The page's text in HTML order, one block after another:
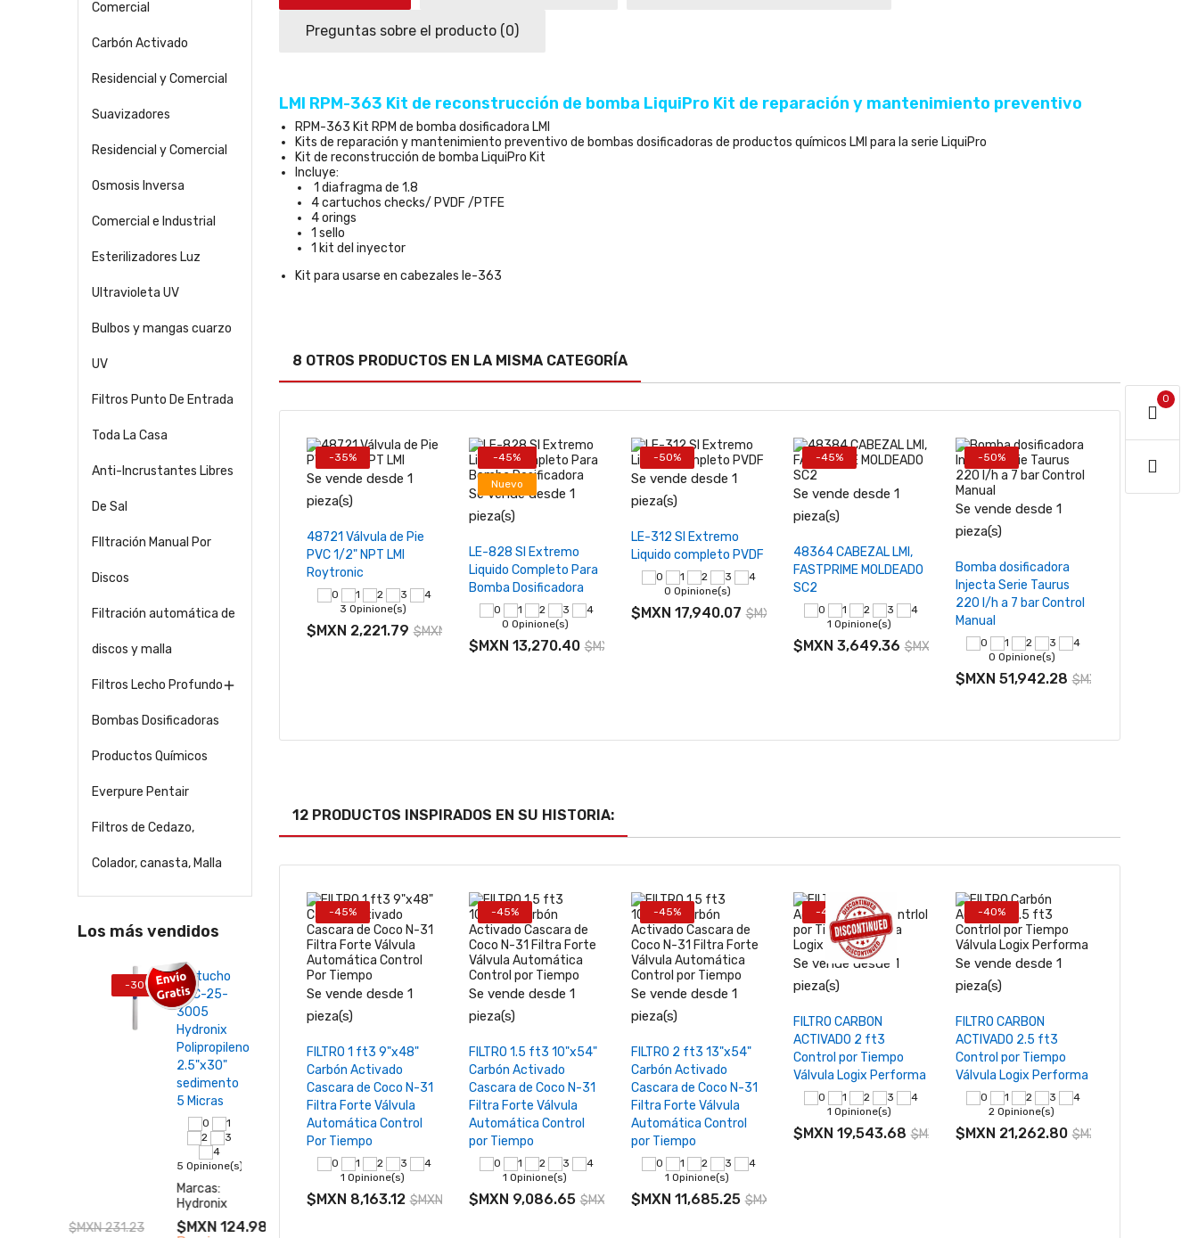
Comercial
Carbón Activado
Residencial y Comercial
Suavizadores
Residencial y Comercial
Osmosis Inversa
Comercial e Industrial
Esterilizadores Luz
Ultravioleta UV
Bulbos y mangas cuarzo
UV
Filtros Punto De Entrada
Toda La Casa
Anti-Incrustantes Libres
De Sal
FIltración Manual Por
Discos
Filtración automática de
discos y malla
Filtros Lecho Profundo
Bombas Dosificadoras
Productos Químicos
Everpure Pentair
Filtros de Cedazo,
Colador, canasta, Malla
Los más vendidos
$MXN 231.23
-30%
Cartucho
SDC-25-
3005
Hydronix
Polipropileno
2.5"x30"
sedimento
5 Micras
5 Opinione(s)
Marcas:
Hydronix
$MXN 124.98 $MXN 178.55
Suavizador
y Carbón
ECOSMART
Diseño
Compacto
22 Opinione(s)
Marcas:
EcoSmart
$MXN 14,554.64 $MXN 26,462.99
Preguntas sobre el producto (0)
LMI RPM-363 Kit de reconstrucción de bomba LiquiPro Kit de reparación y mantenimiento preventivo
RPM-363 Kit RPM de bomba dosificadora LMI
Kits de reparación y mantenimiento preventivo de bombas dosificadoras de productos químicos LMI para la serie LiquiPro
Kit de reconstrucción de bomba LiquiPro Kit
Incluye:
1 diafragma de 1.8
4 cartuchos checks/ PVDF /PTFE
4 orings
1 sello
1 kit del inyector
Kit para usarse en cabezales le-363
8 OTROS PRODUCTOS EN LA MISMA CATEGORÍA
-35%
Se vende desde 1
pieza(s)
−
Añadir al carrito
48721 Válvula de Pie
PVC 1/2" NPT LMI
Roytronic
3 Opinione(s)
$MXN 2,221.79 $MXN 3,418.13
-45%
Nuevo
Se vende desde 1
pieza(s)
−
Añadir al carrito
LE-828 SI Extremo
Liquido Completo Para
Bomba Dosificadora
0 Opinione(s)
$MXN 13,270.40 $MXN 24,128.00
-50%
Se vende desde 1
pieza(s)
−
Añadir al carrito
LE-312 SI Extremo
Liquido completo PVDF
0 Opinione(s)
$MXN 17,940.07 $MXN 35,880.15
-45%
Se vende desde 1
pieza(s)
−
Añadir al carrito
48364 CABEZAL LMI,
FASTPRIME MOLDEADO
SC2
1 Opinione(s)
$MXN 3,649.36 $MXN 6,635.20
-50%
Se vende desde 1
pieza(s)Seleccionar
opciones
Bomba dosificadora
Injecta Serie Taurus
220 l/h a 7 bar Control
Manual
0 Opinione(s)
$MXN 51,942.28 $MXN 103,884.56
12 PRODUCTOS INSPIRADOS EN SU HISTORIA:
-45%
Se vende desde 1
pieza(s)
−
Añadir al carrito
FILTRO 1 ft3 9"x48"
Carbón Activado
Cascara de Coco N-31
Filtra Forte Válvula
Automática Control
Por Tiempo
1 Opinione(s)
$MXN 8,163.12 $MXN 14,842.04
-45%
Se vende desde 1
pieza(s)
−
Añadir al carrito
FILTRO 1.5 ft3 10"x54"
Carbón Activado
Cascara de Coco N-31
Filtra Forte Válvula
Automática Control
por Tiempo
1 Opinione(s)
$MXN 9,086.65 $MXN 16,521.18
-45%
Se vende desde 1
pieza(s)
−
Añadir al carrito
FILTRO 2 ft3 13"x54"
Carbón Activado
Cascara de Coco N-31
Filtra Forte Válvula
Automática Control
por Tiempo
1 Opinione(s)
$MXN 11,685.25 $MXN 21,245.91
-40%
Se vende desde 1
pieza(s)
FILTRO CARBON
ACTIVADO 2 ft3
Control por Tiempo
Válvula Logix Performa
1 Opinione(s)
$MXN 19,543.68 $MXN 32,572.80
-40%
Se vende desde 1
pieza(s)
−
Añadir al carrito
FILTRO CARBON
ACTIVADO 2.5 ft3
Control por Tiempo
Válvula Logix Performa
2 Opinione(s)
$MXN 21,262.80 $MXN 35,438.00
0